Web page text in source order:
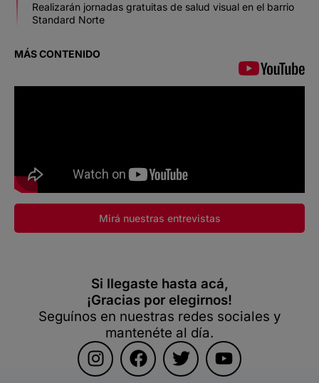
Realizarán jornadas gratuitas de salud visual en el barrio
Standard Norte
MÁS CONTENIDO
Mirá nuestras entrevistas
Si llegaste hasta acá,
¡Gracias por elegirnos!
Seguínos en nuestras redes sociales y
mantenéte al día.